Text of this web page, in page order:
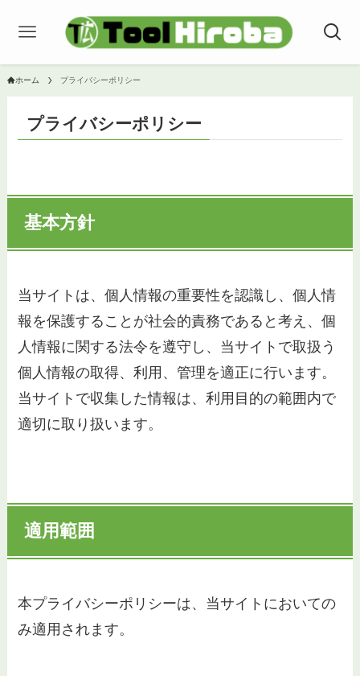
ホーム プライバシーポリシー
プライバシーポリシー
基本方針
当サイトは、個人情報の重要性を認識し、個人情
報を保護することが社会的責務であると考え、個
人情報に関する法令を遵守し、当サイトで取扱う
個人情報の取得、利用、管理を適正に行います。
当サイトで収集した情報は、利用目的の範囲内で
適切に取り扱います。
適用範囲
本プライバシーポリシーは、当サイトにおいての
み適用されます。